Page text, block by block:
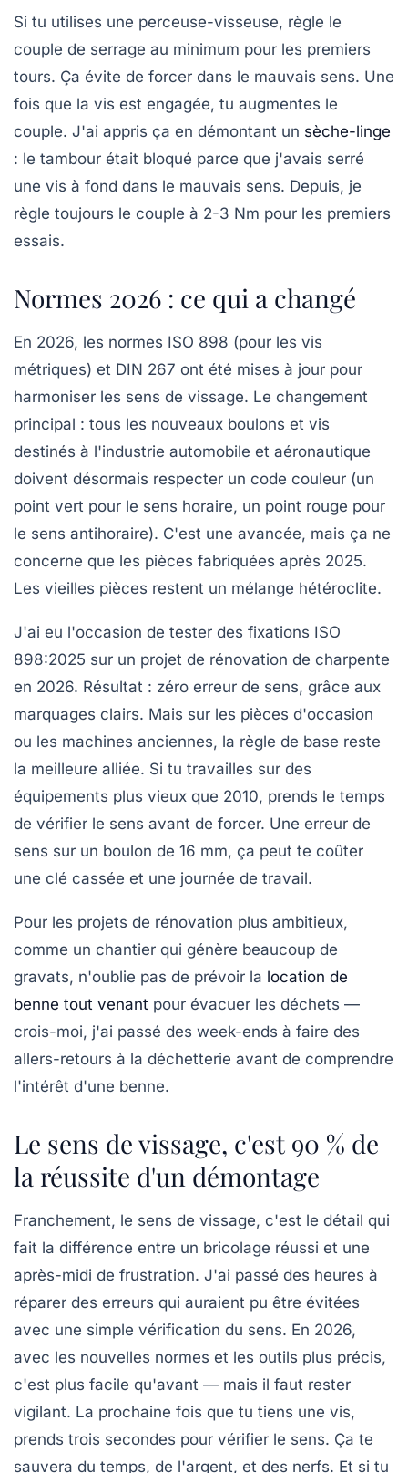
Si tu utilises une perceuse-visseuse, règle le
couple de serrage au minimum pour les premiers
tours. Ça évite de forcer dans le mauvais sens. Une
fois que la vis est engagée, tu augmentes le
couple. J'ai appris ça en démontant un sèche-linge
: le tambour était bloqué parce que j'avais serré
une vis à fond dans le mauvais sens. Depuis, je
règle toujours le couple à 2-3 Nm pour les premiers
essais.
Normes 2026 : ce qui a changé
En 2026, les normes ISO 898 (pour les vis
métriques) et DIN 267 ont été mises à jour pour
harmoniser les sens de vissage. Le changement
principal : tous les nouveaux boulons et vis
destinés à l'industrie automobile et aéronautique
doivent désormais respecter un code couleur (un
point vert pour le sens horaire, un point rouge pour
le sens antihoraire). C'est une avancée, mais ça ne
concerne que les pièces fabriquées après 2025.
Les vieilles pièces restent un mélange hétéroclite.
J'ai eu l'occasion de tester des fixations ISO
898:2025 sur un projet de rénovation de charpente
en 2026. Résultat : zéro erreur de sens, grâce aux
marquages clairs. Mais sur les pièces d'occasion
ou les machines anciennes, la règle de base reste
la meilleure alliée. Si tu travailles sur des
équipements plus vieux que 2010, prends le temps
de vérifier le sens avant de forcer. Une erreur de
sens sur un boulon de 16 mm, ça peut te coûter
une clé cassée et une journée de travail.
Pour les projets de rénovation plus ambitieux,
comme un chantier qui génère beaucoup de
gravats, n'oublie pas de prévoir la location de
benne tout venant pour évacuer les déchets —
crois-moi, j'ai passé des week-ends à faire des
allers-retours à la déchetterie avant de comprendre
l'intérêt d'une benne.
Le sens de vissage, c'est 90 % de
la réussite d'un démontage
Franchement, le sens de vissage, c'est le détail qui
fait la différence entre un bricolage réussi et une
après-midi de frustration. J'ai passé des heures à
réparer des erreurs qui auraient pu être évitées
avec une simple vérification du sens. En 2026,
avec les nouvelles normes et les outils plus précis,
c'est plus facile qu'avant — mais il faut rester
vigilant. La prochaine fois que tu tiens une vis,
prends trois secondes pour vérifier le sens. Ça te
sauvera du temps, de l'argent, et des nerfs. Et si tu